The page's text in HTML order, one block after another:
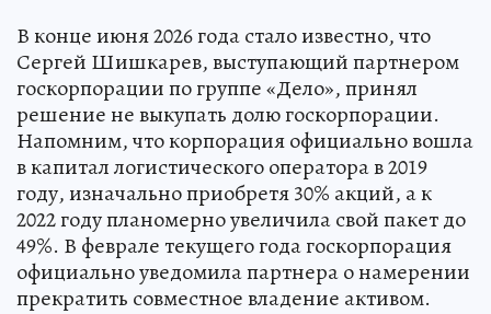
В конце июня 2026 года стало известно, что
Сергей Шишкарев, выступающий партнером
госкорпорации по группе «Дело», принял
решение не выкупать долю госкорпорации.
Напомним, что корпорация официально вошла
в капитал логистического оператора в 2019
году, изначально приобретя 30% акций, а к
2022 году планомерно увеличила свой пакет до
49%. В феврале текущего года госкорпорация
официально уведомила партнера о намерении
прекратить совместное владение активом.